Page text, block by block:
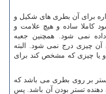
برای آن بطری های شکیل و
کاملا ساده و هیچ علامت و
نمی شود. همچنین جعبه
آن چیزی درج نمی شود. البته
یا چیزی که مشخص کند برای
بر روی بطری می باشد که
دهنده تستر بودن آن باشد. پس